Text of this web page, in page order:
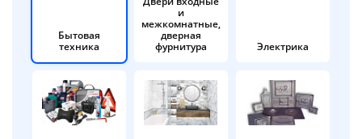
Бытовая
техника
и
межкомнатные,
дверная
фурнитура
Электрика
раз в 2
недели
Остались вопросы?
8 800 302-02-51
plait.ru